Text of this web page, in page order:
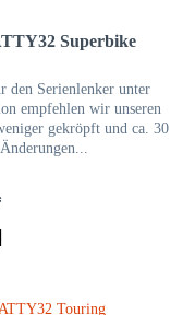
Superbike
den Serienlenker unter
empfehlen wir unseren
gekröpft und ca. 30